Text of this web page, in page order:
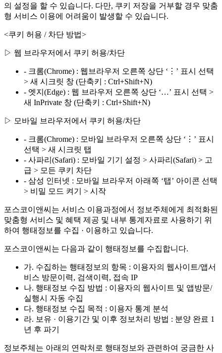
의 설정을 할 수 있습니다. 다만, 쿠키 저장을 거부할 경우 맞춤
형 서비스 이용에 어려움이 발생할 수 있습니다.
<쿠키 허용 / 차단 방법>
▷ 웹 브라우저에서 쿠키 허용/차단
- 크롬(Chrome) : 웹브라우저 오른쪽 상단 ‘⋮’ 표시 선택
> 새 시크릿 창 (단축키 : Ctrl+Shift+N)
- 엣지(Edge) : 웹 브라우저 오른쪽 상단 ‘…’ 표시 선택 >
새 InPrivate 창 (단축키 : Ctrl+Shift+N)
▷ 모바일 브라우저에서 쿠키 허용/차단
- 크롬(Chrome) : 모바일 브라우저 오른쪽 상단 ‘⋮’ 표시
선택 > 새 시크릿 탭
- 사파리(Safari) : 모바일 기기 설정 > 사파리(Safari) > 고
급 > 모든 쿠키 차단
- 삼성 인터넷 : 모바일 브라우저 아래쪽 ‘탭’ 아이콘 선택
> 비밀 모드 켜기 > 시작
포스코이앤씨는 서비스 이용과정에서 정보주체에게 최적화된
맞춤형 서비스 및 혜택 제공 및 내부 통계자료로 사용하기 위
하여 행태정보를 수집 · 이용하고 있습니다.
포스코이앤씨는 다음과 같이 행태정보를 수집합니다.
가. 수집하는 행태정보의 항목 : 이용자의 웹사이트/앱서
비스 방문이력, 검색이력, 접속 IP
나. 행태정보 수집 방법 : 이용자의 웹사이트 및 앱방문/
실행시 자동 수집
다. 행태정보 수집 목적 : 이용자 통계 분석
라. 보유 · 이용기간 및 이후 정보처리 방법 : 분양 완료 1
년 후 파기
정보주체는 아래의 연락처로 행태정보와 관련하여 궁금한 사